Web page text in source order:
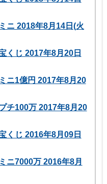
ニ 2018年8月14日(火
くじ 2017年8月20日
ニ1億円 2017年8月20
チ100万 2017年8月20
くじ 2016年8月09日
ニ7000万 2016年8月